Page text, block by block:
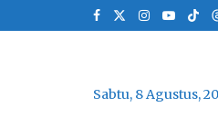
Sabtu, 8 Agustus,